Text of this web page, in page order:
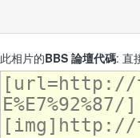
此相片的BBS 論壇代碼: 直